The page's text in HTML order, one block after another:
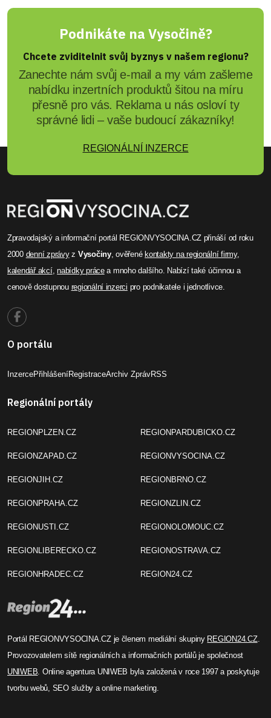
Podnikáte na Vysočině?
Chcete zviditelnit svůj byznys v našem regionu?
Zanechte nám svůj e-mail a my vám zašleme
nabídku inzertních produktů šitou na míru
přesně pro vás. Reklama u nás osloví ty
správné lidi – vaše budoucí zákazníky!
REGIONÁLNÍ INZERCE
Zpravodajský a informační portál REGIONVYSOCINA.CZ přináší od roku
2000 denní zprávyz Vysočiny, ověřené kontakty na regionální firmy,
kalendář akcí,nabídky prácea mnoho dalšího. Nabízí také účinnou a
cenově dostupnou regionální inzerci pro podnikatele i jednotlivce.
O portálu
InzercePřihlášeníRegistraceArchiv ZprávRSS
Regionální portály
REGIONPLZEN.CZ
REGIONZAPAD.CZ
REGIONJIH.CZ
REGIONPRAHA.CZ
REGIONUSTI.CZ
REGIONLIBERECKO.CZ
REGIONHRADEC.CZ
REGIONPARDUBICKO.CZ
REGIONVYSOCINA.CZ
REGIONBRNO.CZ
REGIONZLIN.CZ
REGIONOLOMOUC.CZ
REGIONOSTRAVA.CZ
REGION24.CZ
Portál REGIONVYSOCINA.CZ je členem mediální skupiny REGION24.CZ.
Provozovatelem sítě regionálních a informačních portálů je společnost
UNIWEB. Online agentura UNIWEB byla založená v roce 1997 a poskytuje
tvorbu webů, SEO služby a online marketing.